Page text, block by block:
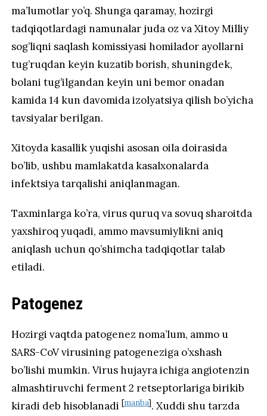
ma’lumotlar yo’q. Shunga qaramay, hozirgi
tadqiqotlardagi namunalar juda oz va Xitoy Milliy
sog’liqni saqlash komissiyasi homilador ayollarni
tug’ruqdan keyin kuzatib borish, shuningdek,
bolani tug’ilgandan keyin uni bemor onadan
kamida 14 kun davomida izolyatsiya qilish bo’yicha
tavsiyalar berilgan.
Xitoyda kasallik yuqishi asosan oila doirasida
bo’lib, ushbu mamlakatda kasalxonalarda
infektsiya tarqalishi aniqlanmagan.
Taxminlarga ko’ra, virus quruq va sovuq sharoitda
yaxshiroq yuqadi, ammo mavsumiylikni aniq
aniqlash uchun qo’shimcha tadqiqotlar talab
etiladi.
Patogenez
Hozirgi vaqtda patogenez noma’lum, ammo u
SARS-CoV virusining patogeneziga o’xshash
bo’lishi mumkin. Virus hujayra ichiga angiotenzin
almashtiruvchi ferment 2 retseptorlariga birikib
kiradi deb hisoblanadi[manba]. Xuddi shu tarzda